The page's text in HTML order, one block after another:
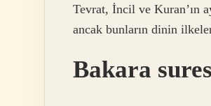
Tevrat, İncil ve Kuran’ın
ancak bunların dinin
Bakara